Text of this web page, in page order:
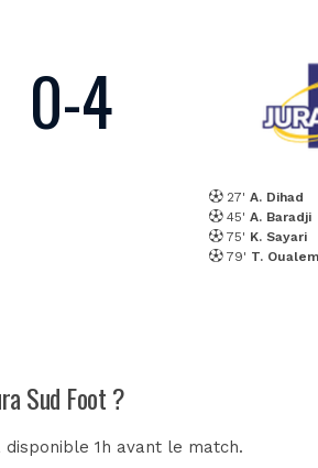
0-4
27'A. Dihad
45'A. Baradji
75' K. Sayari
79' T.
Sud Foot ?
1h avant le match.